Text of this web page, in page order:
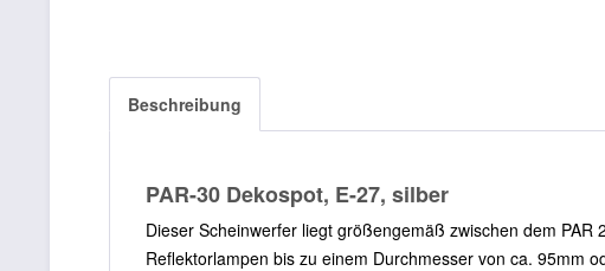
Beschreibung
PAR-30 Dekospot, E-27, silber
Dieser Scheinwerfer liegt größengemäß zwischen dem
Reflektorlampen bis zu einem Durchmesser von ca. 95mm